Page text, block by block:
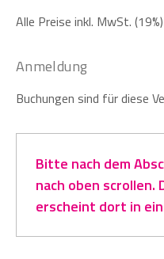
Alle Preise inkl. MwSt. (19%)
Anmeldung
Buchungen sind für diese
Bitte nach dem
nach oben scrollen.
erscheint dort in